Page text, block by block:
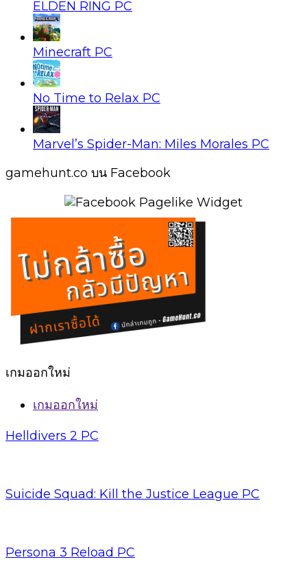
ELDEN RING PC
Minecraft PC
No Time to Relax PC
Marvel’s Spider-Man: Miles Morales PC
gamehunt.co บน Facebook
เกมออกใหม่
เกมออกใหม่
Helldivers 2 PC
Suicide Squad: Kill the Justice League PC
Persona 3 Reload PC